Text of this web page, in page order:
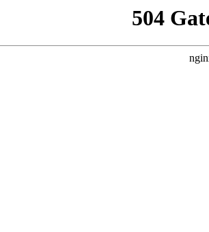
504